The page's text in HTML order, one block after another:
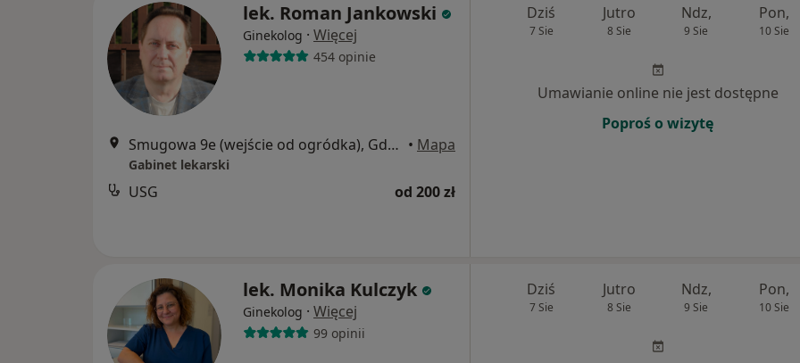
lek. Roman Jankowski
Ginekolog · Więcej
454 opinie
Smugowa 9e (wejście od ogródka), Gdańsk • Mapa
Gabinet lekarski
USG od 200 zł
Dziś
7 Sie
Jutro
8 Sie
Ndz,
9 Sie
Pon,
10 Sie
Umawianie online nie jest dostępne
Poproś o wizytę
lek. Monika Kulczyk
Ginekolog · Więcej
99 opinii
Dziś
7 Sie
Jutro
8 Sie
Ndz,
9 Sie
Pon,
10 Sie